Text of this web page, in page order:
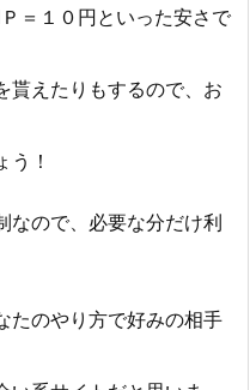
＝１０円といった安さで
貰えたりもするので、お
う！
なので、必要な分だけ利
たのやり方で好みの相手